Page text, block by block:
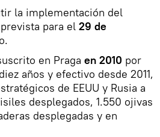
la implementación del
para el 29 de
en Praga en 2010 por
años y efectivo desde 2011,
de EEUU y Rusia a
desplegados, 1.550 ojivas
desplegadas y en